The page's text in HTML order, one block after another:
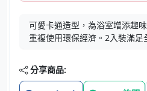
可愛卡通造型，為浴室增添趣
重複使用環保經濟。2入裝滿足
分享商品: